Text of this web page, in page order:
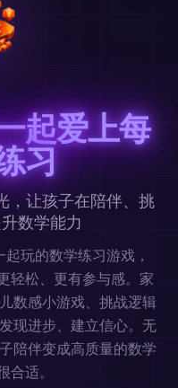
起爱上每
习
，让孩子在陪伴、挑
数学能力
玩的数学练习游戏，
轻松、更有参与感。家
数感小游戏、挑战逻辑
现进步、建立信心。无
陪伴变成高质量的数学
合适。